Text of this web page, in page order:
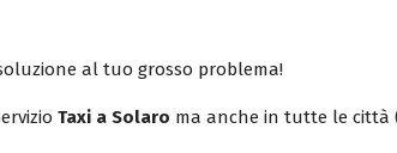
al tuo grosso problema!
Taxi a Solaro ma anche in tutte le città